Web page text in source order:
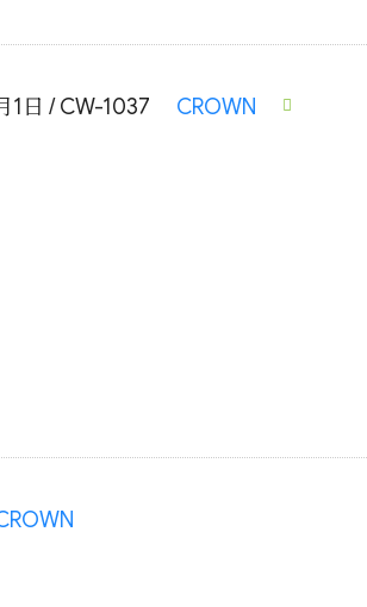
1日 / CW-1037 CROWN